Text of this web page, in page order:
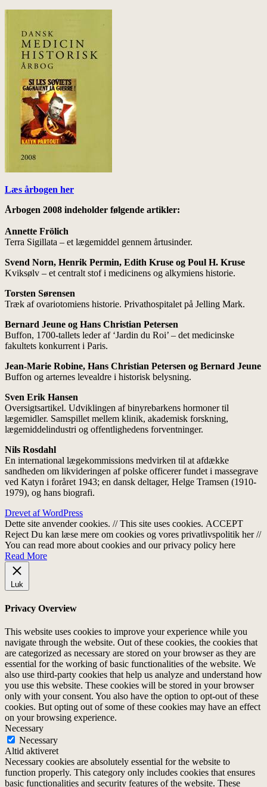
Læs årbogen her
Årbogen 2008 indeholder følgende artikler:
Annette Frölich
Terra Sigillata – et lægemiddel gennem årtusinder.
Svend Norn, Henrik Permin, Edith Kruse og Poul H. Kruse
Kviksølv – et centralt stof i medicinens og alkymiens historie.
Torsten Sørensen
Træk af ovariotomiens historie. Privathospitalet på Jelling Mark.
Bernard Jeune og Hans Christian Petersen
Buffon, 1700-tallets leder af ‘Jardin du Roi’ – det medicinske
fakultets konkurrent i Paris.
Jean-Marie Robine, Hans Christian Petersen og Bernard Jeune
Buffon og arternes levealdre i historisk belysning.
Sven Erik Hansen
Oversigtsartikel. Udviklingen af binyrebarkens hormoner til
lægemidler. Samspillet mellem klinik, akademisk forskning,
lægemiddelindustri og offentlighedens forventninger.
Nils Rosdahl
En international lægekommissions medvirken til at afdække
sandheden om likvideringen af polske officerer fundet i massegrave
ved Katyn i foråret 1943; en dansk deltager, Helge Tramsen (1910-
1979), og hans biografi.
Drevet af WordPress
Dette site anvender cookies. // This site uses cookies. ACCEPT
Reject Du kan læse mere om cookies og vores privatlivspolitik her //
You can read more about cookies and our privacy policy here
Read More
Luk
Privacy Overview
This website uses cookies to improve your experience while you
navigate through the website. Out of these cookies, the cookies that
are categorized as necessary are stored on your browser as they are
essential for the working of basic functionalities of the website. We
also use third-party cookies that help us analyze and understand how
you use this website. These cookies will be stored in your browser
only with your consent. You also have the option to opt-out of these
cookies. But opting out of some of these cookies may have an effect
on your browsing experience.
Necessary
Necessary
Altid aktiveret
Necessary cookies are absolutely essential for the website to
function properly. This category only includes cookies that ensures
basic functionalities and security features of the website. These